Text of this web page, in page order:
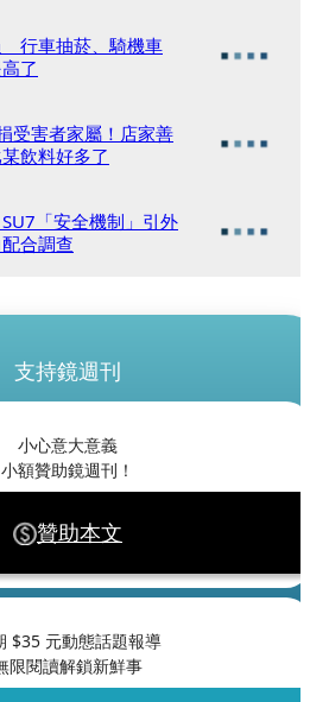
行車抽菸、騎機車
了
受害者家屬！店家善
飲料好多了
「安全機制」引外
合調查
支持鏡週刊
小心意大意義
小額贊助鏡週刊！
贊助本文
$35 元動態話題報導
限閱讀解鎖新鮮事